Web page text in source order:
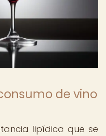
de vino
lipídica que se